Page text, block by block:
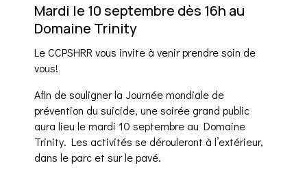
Mardi le 10 septembre dès 16h au
Domaine Trinity
Le CCPSHRR vous invite à venir prendre soin de
vous!
Afin de souligner la Journée mondiale de
prévention du suicide, une soirée grand public
aura lieu le mardi 10 septembre au Domaine
Trinity. Les activités se dérouleront à l’extérieur,
dans le parc et sur le pavé.